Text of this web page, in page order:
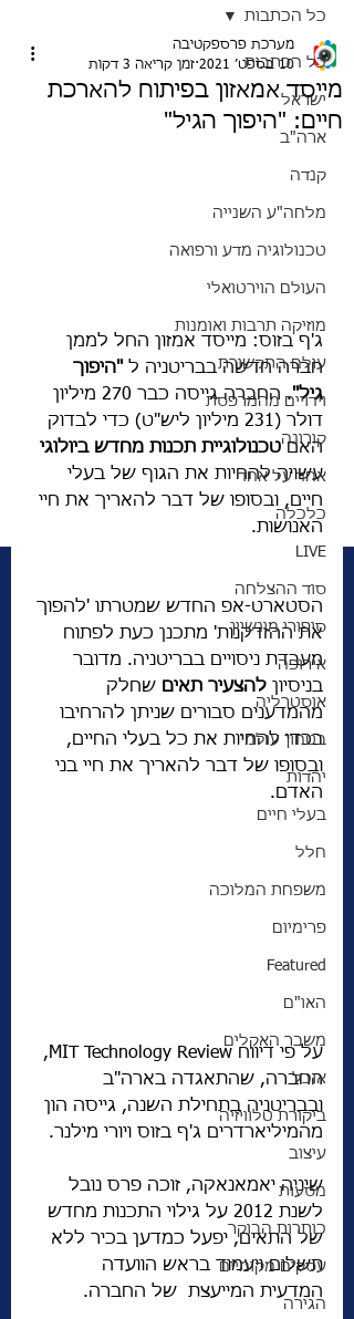
כל הכתבות
ישראל
ארה"ב
קנדה
מלחה"ע השנייה
טכנולוגיה מדע ורפואה
העולם הוירטואלי
מוזיקה תרבות ואומנות
עולם התקשורת
וידויים מהמרפסת
קורונה
אחד על אחד
כלכלה
LIVE
סוד ההצלחה
סיפורי מונשיין
אירופה
אוסטרליה
בטחון עולמי
יהדות
בעלי חיים
חלל
משפחת המלוכה
פרימיום
Featured
האו"ם
משבר האקלים
אוכל
ביקורת טלוויזיה
עיצוב
מסעות
כותרות הבוקר
עסקים מקומיים
הגירה
כל הכתבות
מייסד אמאזון בפיתוח להארכת
חיים: "היפוך הגיל"
מערכת פרספקטיבה
10 בספט׳ 2021
זמן קריאה 3 דקות
ג'ף בזוס: מייסד אמזון החל לממן
חברה חדשה בבריטניה ל "היפוך
גיל"
. החברה גייסה כבר 270 מיליון
דולר (231 מיליון ליש"ט) כדי לבדוק
האם טכנולוגיית תכנות מחדש ביולוגי
עשויה להחיות את הגוף של בעלי
חיים, ובסופו של דבר להאריך את חיי
האנושות.
הסטארט-אפ החדש שמטרתו 'להפוך
את ההזדקנות' מתכנן כעת לפתוח
מעבדת ניסויים בבריטניה. מדובר
בניסיון להצעיר תאים שחלק
מהמדענים סבורים שניתן להרחיבו
בכדי להחיות את כל בעלי החיים,
ובסופו של דבר להאריך את חיי בני
האדם.
על פי דיווח MIT Technology Review,
החברה, שהתאגדה בארה"ב
ובבריטניה בתחילת השנה, גייסה הון
מהמיליארדרים ג'ף בזוס ויורי מילנר.
שיניה יאמאנאקה, זוכה פרס נובל
לשנת 2012 על גילוי התכנות מחדש
של התאים, יפעל כמדען בכיר ללא
תשלום ויעמוד בראש הוועדה
המדעית המייעצת  של החברה.